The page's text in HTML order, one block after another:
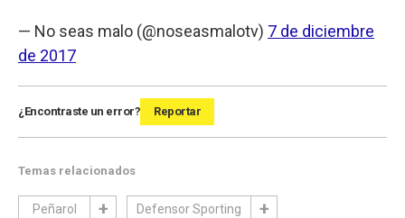
— No seas malo (@noseasmalotv) 7 de diciembre
de 2017
¿Encontraste un error? Reportar
Temas relacionados
Peñarol Defensor Sporting